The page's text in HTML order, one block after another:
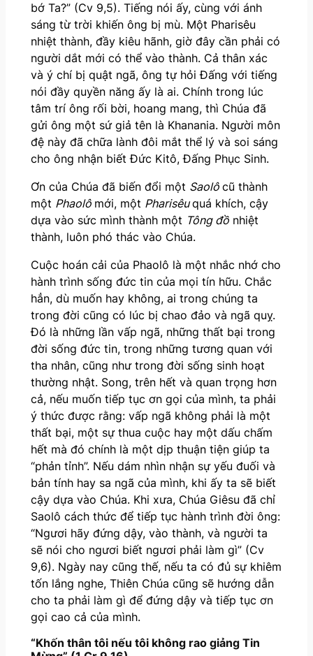
bớ Ta?” (Cv 9,5). Tiếng nói ấy, cùng với ánh
sáng từ trời khiến ông bị mù. Một Pharisêu
nhiệt thành, đầy kiêu hãnh, giờ đây cần phải có
người dắt mới có thể vào thành. Cả thân xác
và ý chí bị quật ngã, ông tự hỏi Đấng với tiếng
nói đầy quyền năng ấy là ai. Chính trong lúc
tâm trí ông rối bời, hoang mang, thì Chúa đã
gửi ông một sứ giả tên là Khanania. Người môn
đệ này đã chữa lành đôi mắt thể lý và soi sáng
cho ông nhận biết Đức Kitô, Đấng Phục Sinh.
Ơn của Chúa đã biến đổi một Saolô cũ thành
một Phaolô mới, một Pharisêuquá khích, cậy
dựa vào sức mình thành một Tông đồnhiệt
thành, luôn phó thác vào Chúa.
Cuộc hoán cải của Phaolô là một nhắc nhớ cho
hành trình sống đức tin của mọi tín hữu. Chắc
hẳn, dù muốn hay không, ai trong chúng ta
trong đời cũng có lúc bị chao đảo và ngã quỵ.
Đó là những lần vấp ngã, những thất bại trong
đời sống đức tin, trong những tương quan với
tha nhân, cũng như trong đời sống sinh hoạt
thường nhật. Song, trên hết và quan trọng hơn
cả, nếu muốn tiếp tục ơn gọi của mình, ta phải
ý thức được rằng: vấp ngã không phải là một
thất bại, một sự thua cuộc hay một dấu chấm
hết mà đó chính là một dịp thuận tiện giúp ta
“phản tỉnh”. Nếu dám nhìn nhận sự yếu đuối và
bản tính hay sa ngã của mình, khi ấy ta sẽ biết
cậy dựa vào Chúa. Khi xưa, Chúa Giêsu đã chỉ
Saolô cách thức để tiếp tục hành trình đời ông:
“Ngươi hãy đứng dậy, vào thành, và người ta
sẽ nói cho ngươi biết ngươi phải làm gì” (Cv
9,6). Ngày nay cũng thế, nếu ta có đủ sự khiêm
tốn lắng nghe, Thiên Chúa cũng sẽ hướng dẫn
cho ta phải làm gì để đứng dậy và tiếp tục ơn
gọi cao cả của mình.
“Khốn thân tôi nếu tôi không rao giảng Tin